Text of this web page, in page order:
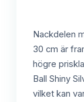
Nackdelen
30 cm är
högre
Ball Shiny
vilket kan